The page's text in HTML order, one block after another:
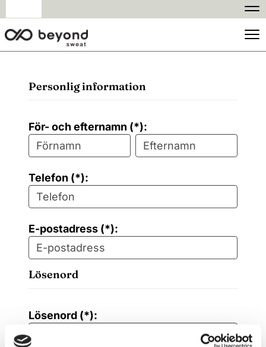
Personlig information
För- och efternamn (*):
Telefon (*):
E-postadress (*):
Lösenord
Lösenord (*):